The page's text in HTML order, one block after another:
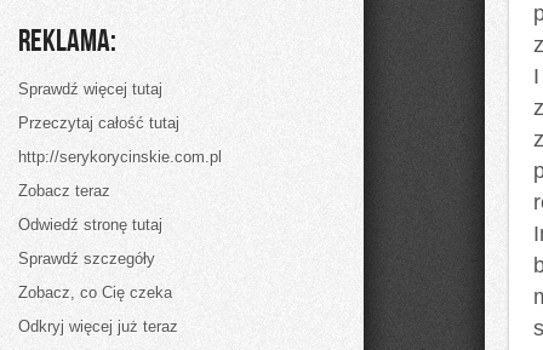
Reklama:
Sprawdź więcej tutaj
Przeczytaj całość tutaj
http://serykorycinskie.com.pl
Zobacz teraz
Odwiedź stronę tutaj
Sprawdź szczegóły
Zobacz, co Cię czeka
Odkryj więcej już teraz